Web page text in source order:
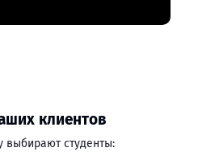
клиентов
выбирают студенты: